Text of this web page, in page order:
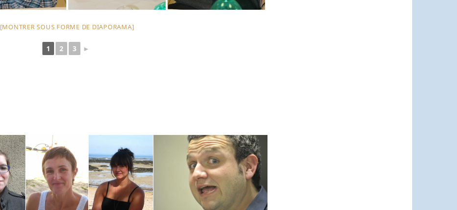
[MONTRER SOUS FORME DE DIAPORAMA]
1 2 3 ►